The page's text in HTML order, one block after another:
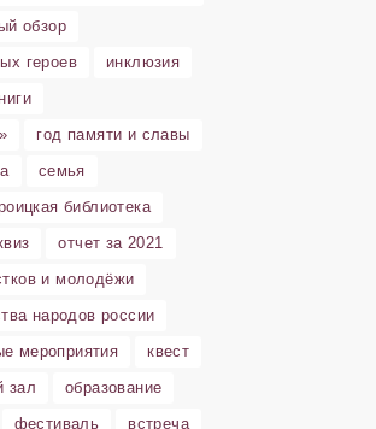
обзор
героев
инклюзия
год памяти и славы
семья
библиотека
отчет за 2021
и молодёжи
народов россии
мероприятия
квест
зал
образование
фестиваль
встреча